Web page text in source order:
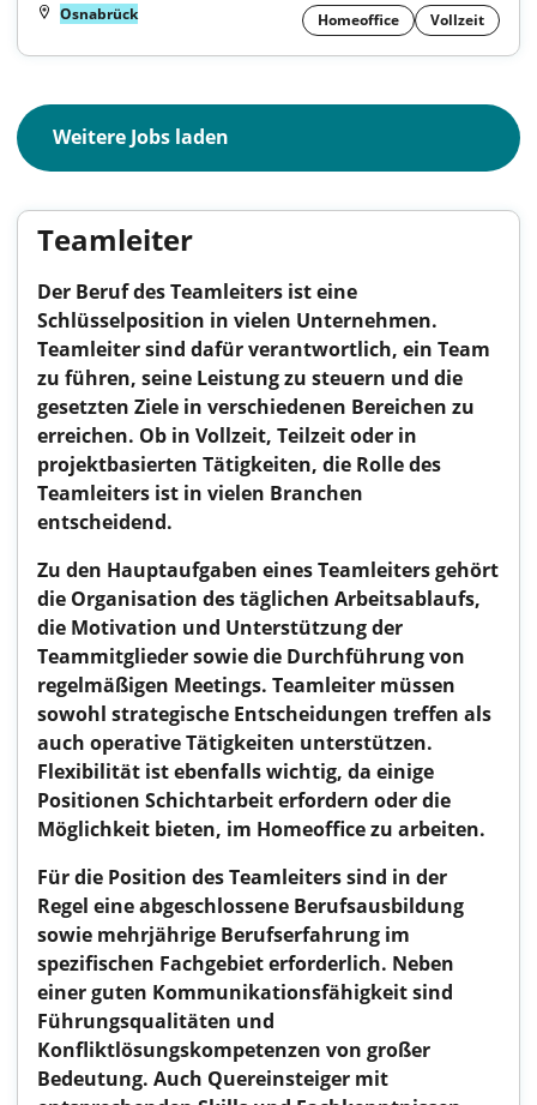
Osnabrück Homeoffice Vollzeit
Weitere Jobs laden
Teamleiter
Der Beruf des Teamleiters ist eine
Schlüsselposition in vielen Unternehmen.
Teamleiter sind dafür verantwortlich, ein Team
zu führen, seine Leistung zu steuern und die
gesetzten Ziele in verschiedenen Bereichen zu
erreichen. Ob in Vollzeit, Teilzeit oder in
projektbasierten Tätigkeiten, die Rolle des
Teamleiters ist in vielen Branchen
entscheidend.
Zu den Hauptaufgaben eines Teamleiters gehört
die Organisation des täglichen Arbeitsablaufs,
die Motivation und Unterstützung der
Teammitglieder sowie die Durchführung von
regelmäßigen Meetings. Teamleiter müssen
sowohl strategische Entscheidungen treffen als
auch operative Tätigkeiten unterstützen.
Flexibilität ist ebenfalls wichtig, da einige
Positionen Schichtarbeit erfordern oder die
Möglichkeit bieten, im Homeoffice zu arbeiten.
Für die Position des Teamleiters sind in der
Regel eine abgeschlossene Berufsausbildung
sowie mehrjährige Berufserfahrung im
spezifischen Fachgebiet erforderlich. Neben
einer guten Kommunikationsfähigkeit sind
Führungsqualitäten und
Konfliktlösungskompetenzen von großer
Bedeutung. Auch Quereinsteiger mit